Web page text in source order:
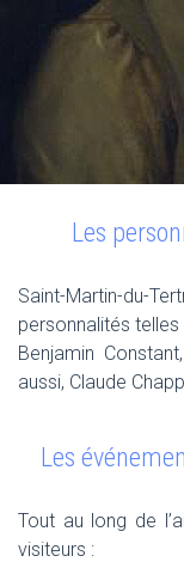
Les
Saint-Martin-
personnalités telles
Benjamin
aussi, Claude
Les
Tout au long de
visiteurs :